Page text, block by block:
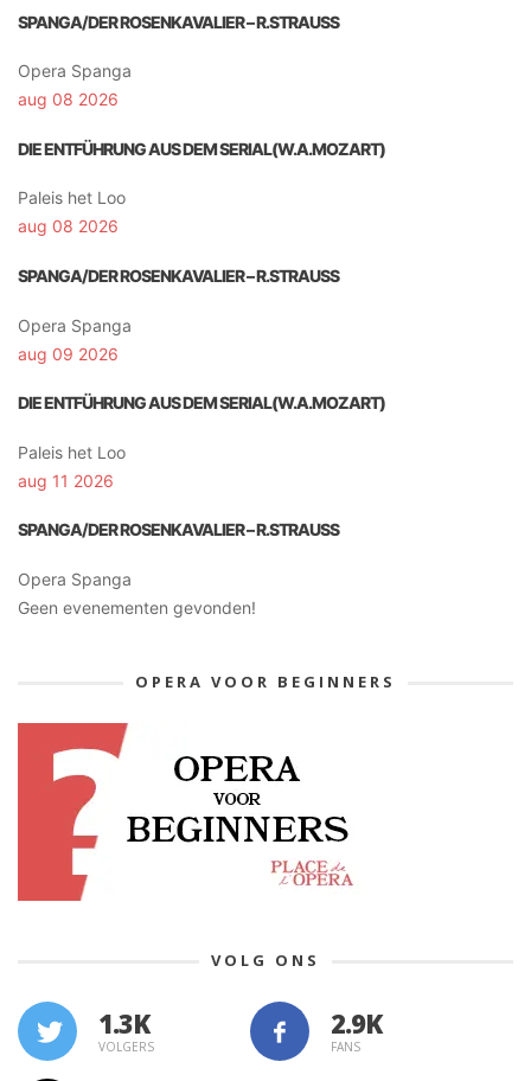
SPANGA/DER ROSENKAVALIER – R.STRAUSS
Opera Spanga
aug 08 2026
DIE ENTFÜHRUNG AUS DEM SERIAL(W.A.MOZART)
Paleis het Loo
aug 08 2026
SPANGA/DER ROSENKAVALIER – R.STRAUSS
Opera Spanga
aug 09 2026
DIE ENTFÜHRUNG AUS DEM SERIAL(W.A.MOZART)
Paleis het Loo
aug 11 2026
SPANGA/DER ROSENKAVALIER – R.STRAUSS
Opera Spanga
Geen evenementen gevonden!
OPERA VOOR BEGINNERS
VOLG ONS
1.3K
VOLGERS FANS